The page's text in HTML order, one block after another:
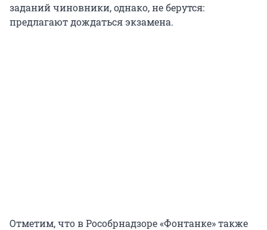
заданий чиновники, однако, не берутся:
предлагают дождаться экзамена.
Отметим, что в Рособрнадзоре «Фонтанке» также